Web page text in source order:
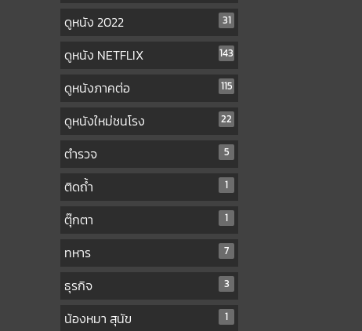
ดูหนัง 2022 31
ดูหนัง NETFLIX 143
ดูหนังภาคต่อ 115
ดูหนังใหม่ชนโรง 22
ตำรวจ 5
ติดถ้ำ 1
ตุ๊กตา 1
ทหาร 7
ธุรกิจ 3
น้องหมา สุนัข 1